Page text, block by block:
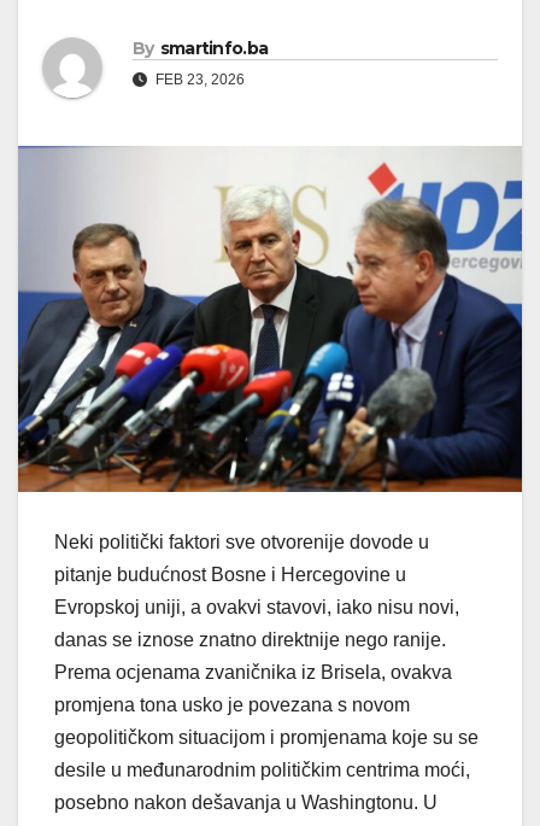
By smartinfo.ba
FEB 23, 2026
Neki politički faktori sve otvorenije dovode u
pitanje budućnost Bosne i Hercegovine u
Evropskoj uniji, a ovakvi stavovi, iako nisu novi,
danas se iznose znatno direktnije nego ranije.
Prema ocjenama zvaničnika iz Brisela, ovakva
promjena tona usko je povezana s novom
geopolitičkom situacijom i promjenama koje su se
desile u međunarodnim političkim centrima moći,
posebno nakon dešavanja u Washingtonu. U